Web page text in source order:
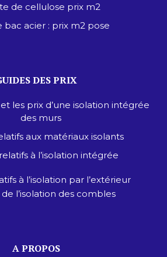
de cellulose prix m2
bac acier : prix m2 pose
DES PRIX
les prix d’une isolation intégrée
des murs
aux matériaux isolants
à l’isolation intégrée
à l’isolation par l’extérieur
de l’isolation des combles
A PROPOS